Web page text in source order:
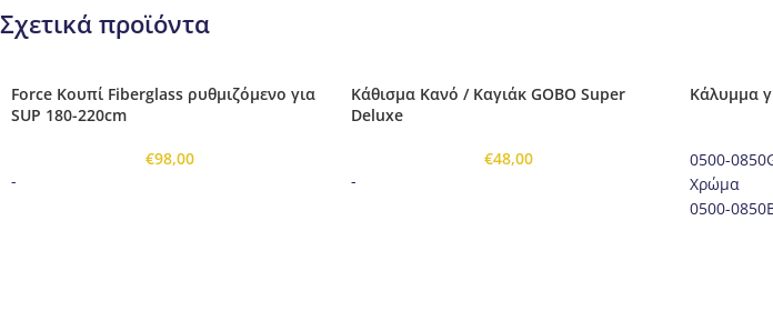
Σχετικά προϊόντα
Force Κουπί Fiberglass ρυθμιζόμενο για
SUP 180-220cm
€98,00
-
Κάθισμα Κανό / Καγιάκ GOBO Super
Deluxe
€48,00
-
Κάλυμμα
0500-
Χρώμα
0500-